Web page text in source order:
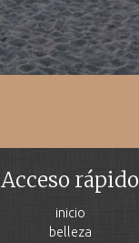
Acceso rápido
inicio
belleza